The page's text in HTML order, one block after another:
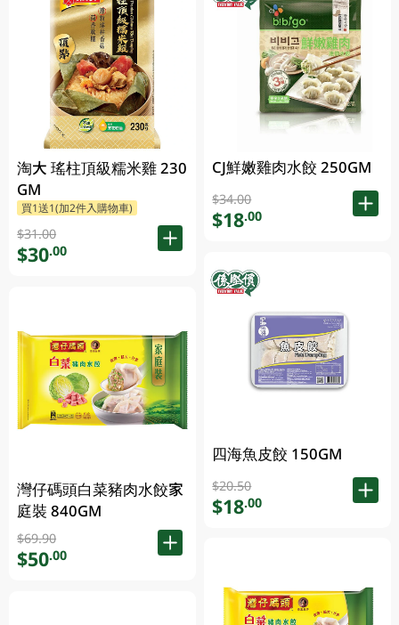
淘大 瑤柱頂級糯米雞 230
GM
買1送1(加2件入購物車)
$31.00
$30.00
灣仔碼頭白菜豬肉水餃家
庭裝 840GM
$69.90
$50.00
CJ鮮嫩雞肉水餃 250GM
$34.00
$18.00
四海魚皮餃 150GM
$20.50
$18.00